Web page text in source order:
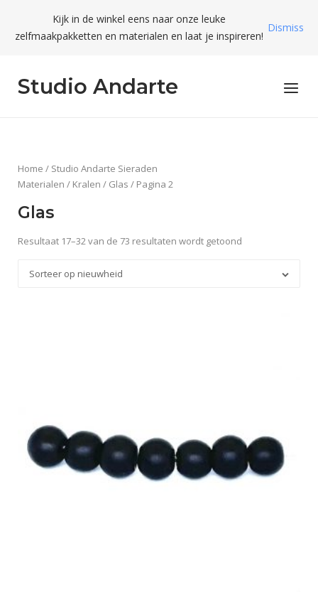
content
Kijk in de winkel eens naar onze leuke
zelfmaakpakketten en materialen en laat je inspireren!
Dismiss
Studio Andarte Menu
Home / Studio Andarte Sieraden
Materialen / Kralen / Glas / Pagina 2
Glas
Resultaat 17–32 van de 73 resultaten wordt getoond
Sorteer op nieuwheid